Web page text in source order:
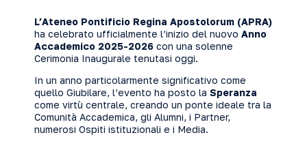
L’Ateneo Pontificio Regina Apostolorum (APRA)
ha celebrato ufficialmente l’inizio del nuovo Anno
Accademico 2025-2026 con una solenne
Cerimonia Inaugurale tenutasi oggi.
In un anno particolarmente significativo come
quello Giubilare, l’evento ha posto la Speranza
come virtù centrale, creando un ponte ideale tra la
Comunità Accademica, gli Alumni, i Partner,
numerosi Ospiti istituzionali e i Media.